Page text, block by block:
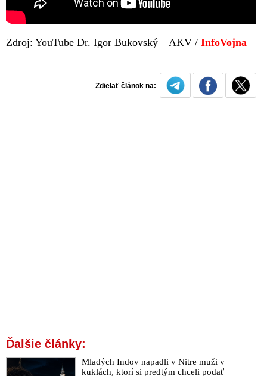
Zdroj: YouTube Dr. Igor Bukovský – AKV / InfoVojna
Zdielať článok na:
Ďalšie články:
Mladých Indov napadli v Nitre muži v
kuklách, ktorí si predtým chceli podať